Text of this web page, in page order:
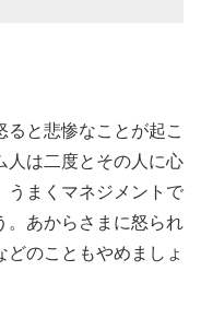
ると悲惨なことが起こ
人は二度とその人に心
うまくマネジメントで
。あからさまに怒られ
のこともやめましょ